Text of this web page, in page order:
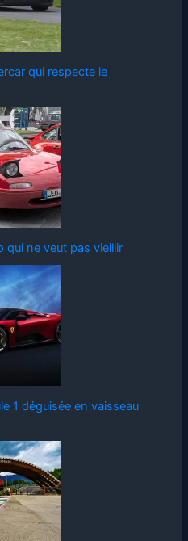
qui respecte le
qui ne veut pas vieillir
1 déguisée en vaisseau